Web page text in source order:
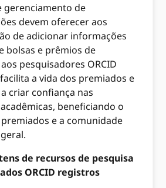
gerenciamento de
devem oferecer aos
de adicionar informações
bolsas e prêmios de
pesquisadores ORCID
a vida dos premiados e
criar confiança nas
beneficiando o
e a comunidade
de recursos de pesquisa
ORCID registros